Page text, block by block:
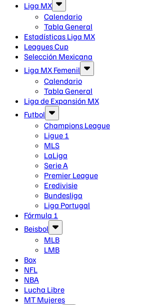
Liga MX
Calendario
Tabla General
Estadísticas Liga MX
Leagues Cup
Selección Mexicana
Liga MX Femenil
Calendario
Tabla General
Liga de Expansión MX
Futbol
Champions League
Ligue 1
MLS
LaLiga
Serie A
Premier League
Eredivisie
Bundesliga
Liga Portugal
Fórmula 1
Beisbol
MLB
LMB
Box
NFL
NBA
Lucha Libre
MT Mujeres